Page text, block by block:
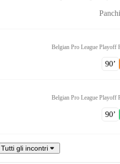
90‎’‎
90‎’‎
Tutti gli incontri